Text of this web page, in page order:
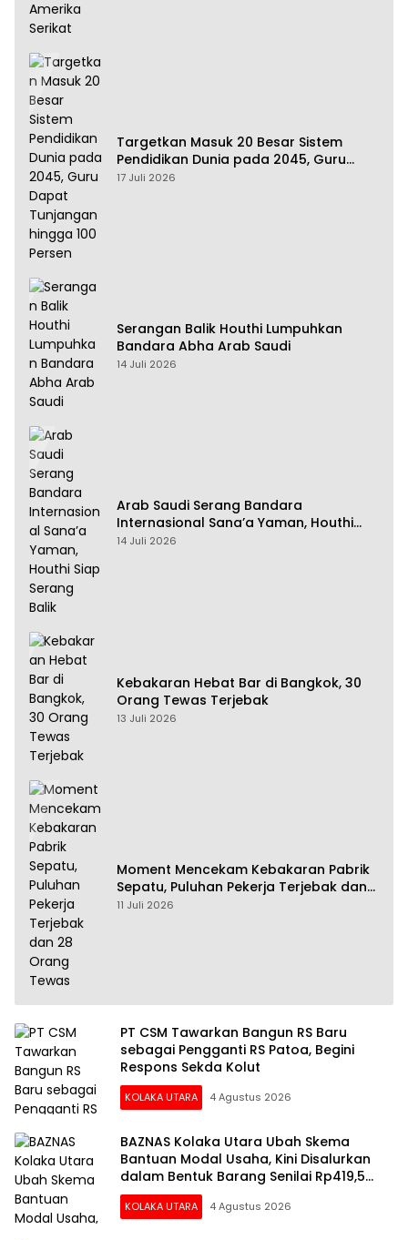
Targetkan Masuk 20 Besar Sistem
Pendidikan Dunia pada 2045, Guru
Dapat Tunjangan hingga 100 Persen
17 Juli 2026
Serangan Balik Houthi Lumpuhkan
Bandara Abha Arab Saudi
14 Juli 2026
Arab Saudi Serang Bandara
Internasional Sana’a Yaman, Houthi
Siap Serang Balik
14 Juli 2026
Kebakaran Hebat Bar di Bangkok, 30
Orang Tewas Terjebak
13 Juli 2026
Moment Mencekam Kebakaran Pabrik
Sepatu, Puluhan Pekerja Terjebak dan
28 Orang Tewas
11 Juli 2026
PT CSM Tawarkan Bangun RS Baru
sebagai Pengganti RS Patoa, Begini
Respons Sekda Kolut
KOLAKA UTARA 4 Agustus 2026
BAZNAS Kolaka Utara Ubah Skema
Bantuan Modal Usaha, Kini Disalurkan
dalam Bentuk Barang Senilai Rp419,5
Juta
KOLAKA UTARA 4 Agustus 2026